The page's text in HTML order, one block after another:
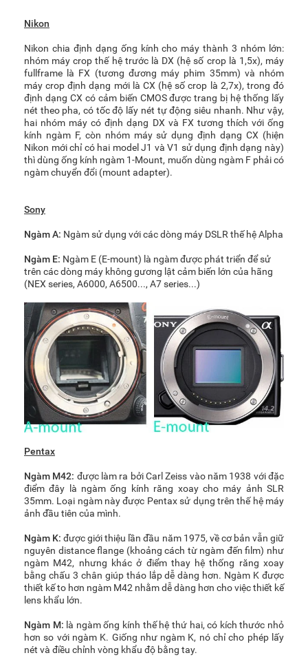
Nikon
Nikon chia định dạng ống kính cho máy thành 3 nhóm lớn:
nhóm máy crop thế hệ trước là DX (hệ số crop là 1,5x), máy
fullframe là FX (tương đương máy phim 35mm) và nhóm
máy crop định dạng mới là CX (hệ số crop là 2,7x), trong đó
định dạng CX có cảm biến CMOS được trang bị hệ thống lấy
nét theo pha, có tốc độ lấy nét tự động siêu nhanh. Như vậy,
hai nhóm máy có định dạng DX và FX tương thích với ống
kính ngàm F, còn nhóm máy sử dụng định dạng CX (hiện
Nikon mới chỉ có hai model J1 và V1 sử dụng định dạng này)
thì dùng ống kính ngàm 1-Mount, muốn dùng ngàm F phải có
ngàm chuyển đổi (mount adapter).
Sony
Ngàm A: Ngàm sử dụng với các dòng máy DSLR thế hệ Alpha
Ngàm E: Ngàm E (E-mount) là ngàm được phát triển để sử
trên các dòng máy không gương lật cảm biến lớn của hãng
(NEX series, A6000, A6500..., A7 series...)
Pentax
Ngàm M42: được làm ra bởi Carl Zeiss vào năm 1938 với đặc
điểm đây là ngàm ống kính răng xoay cho máy ảnh SLR
35mm. Loại ngàm này được Pentax sử dụng trên thế hệ máy
ảnh đầu tiên của mình.
Ngàm K: được giới thiệu lần đầu năm 1975, về cơ bản vẫn giữ
nguyên distance flange (khoảng cách từ ngàm đến film) như
ngàm M42, nhưng khác ở điểm thay hệ thống răng xoay
bằng chấu 3 chân giúp tháo lắp dễ dàng hơn. Ngàm K được
thiết kế to hơn ngàm M42 nhằm dễ dàng hơn cho việc thiết kế
lens khẩu lớn.
Ngàm M: là ngàm ống kính thế hệ thứ hai, có kích thước nhỏ
hơn so với ngàm K. Giống như ngàm K, nó chỉ cho phép lấy
nét và điều chỉnh vòng khẩu độ bằng tay.